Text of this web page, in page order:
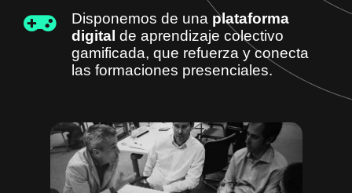
Disponemos de una plataforma
digital de aprendizaje colectivo
gamificada, que refuerza y conecta
las formaciones presenciales.